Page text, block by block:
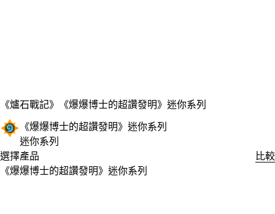
《爐石戰記》 《爆爆博士的超讚發明》迷你系列
《爆爆博士的超讚發明》迷你系列
迷你系列
選擇產品
比較
《爆爆博士的超讚發明》迷你系列